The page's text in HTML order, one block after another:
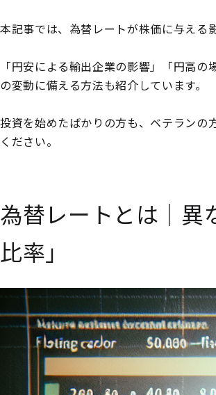
本記事では、為替レートが株価に与える
「円安による輸出企業の影響」「円高
の変動に備える方法も紹介しています。
投資を始めたばかりの方も、ベテランの
ください。
為替レートとは｜異
比率」